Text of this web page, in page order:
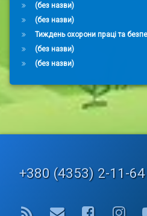
(без назви)
(без назви)
Тиждень охорони праці та
(без назви)
(без назви)
Tel:
+380 (4353) 2-11-64